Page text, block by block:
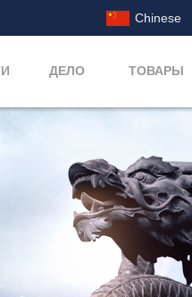
Chinese
ДЕЛО ТОВАРЫ